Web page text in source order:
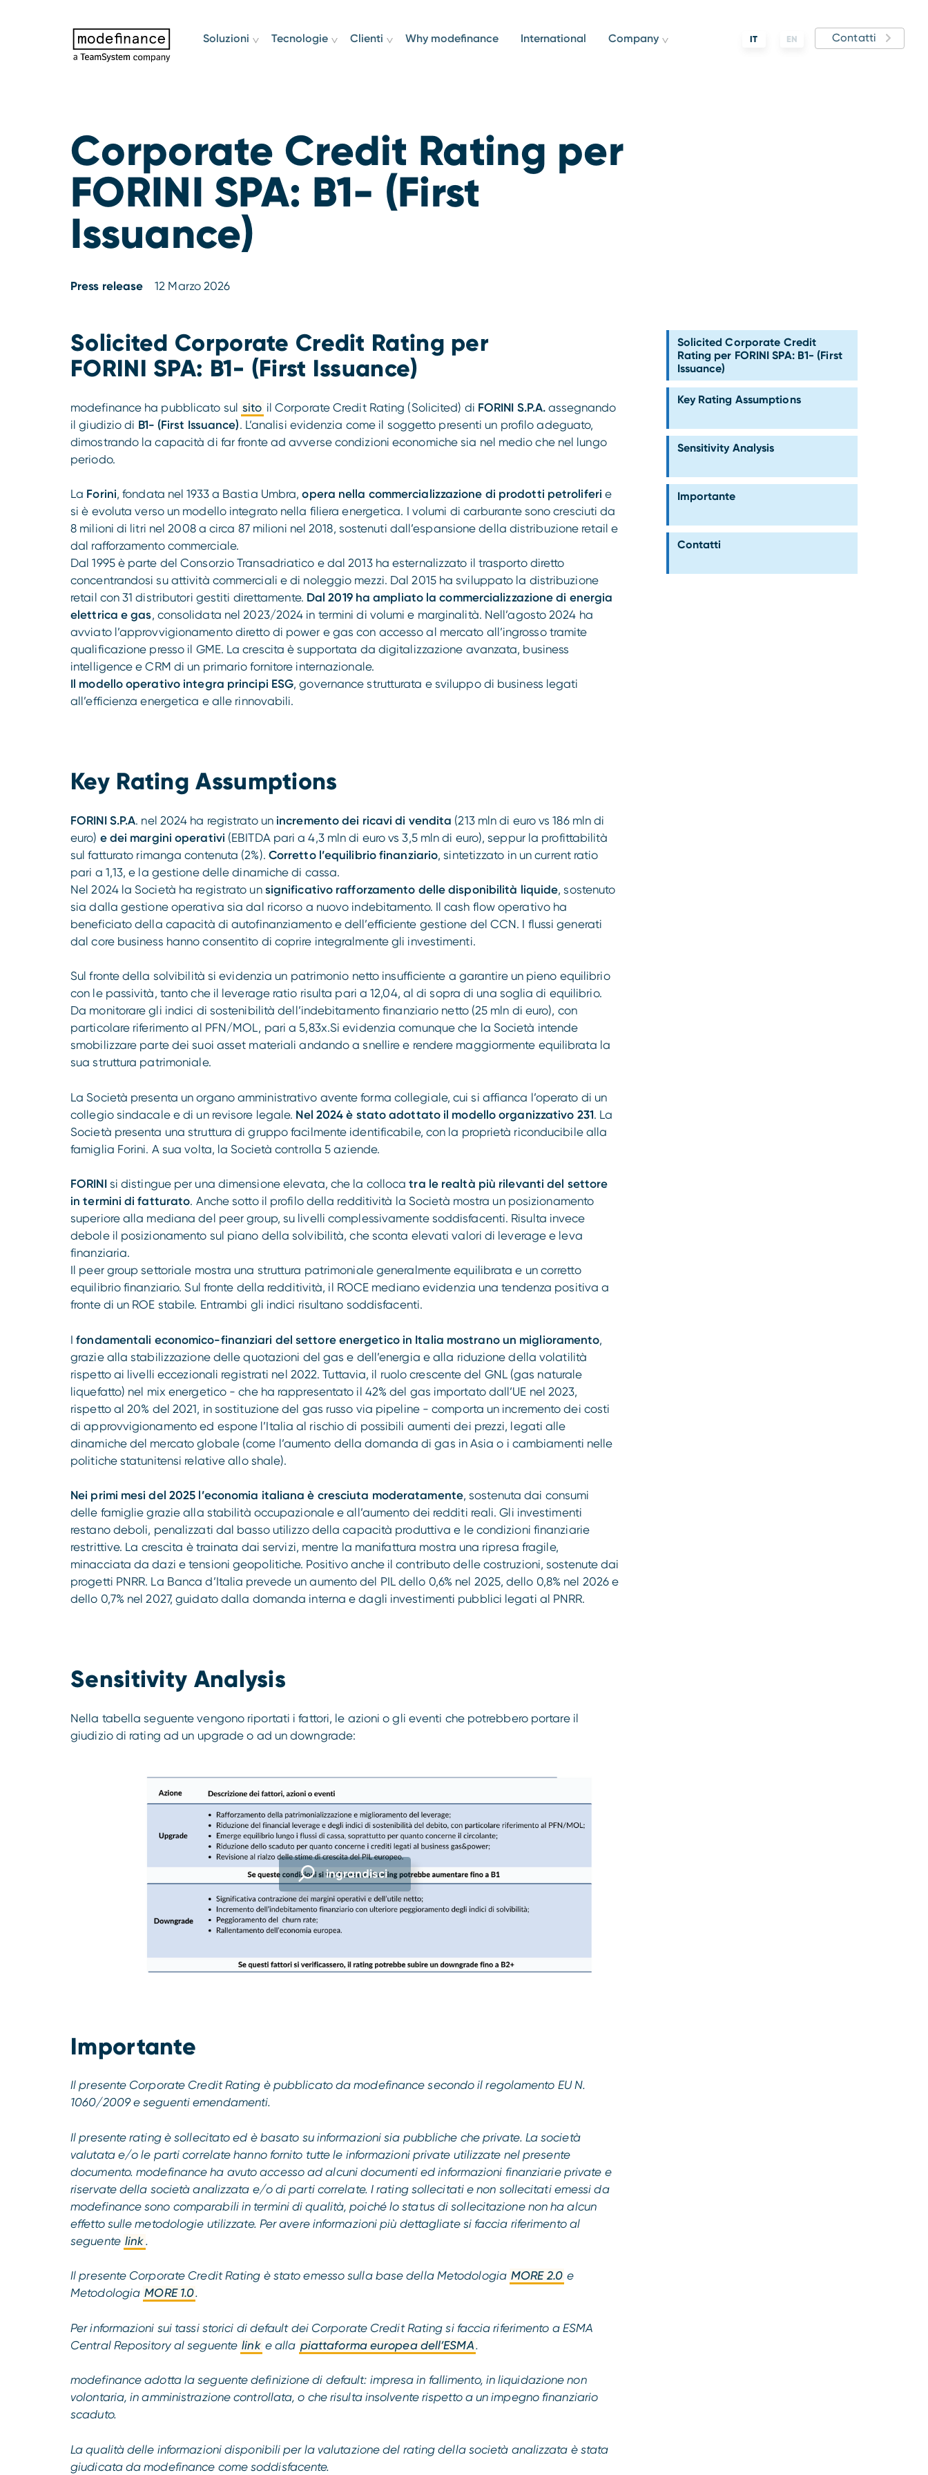
IT EN Contatti
Soluzioni Tecnologie Clienti Why modefinance International Company
Corporate Credit Rating per
FORINI SPA: B1- (First
Issuance)
Press release 12 Marzo 2026
Solicited Corporate Credit Rating per
FORINI SPA: B1- (First Issuance)
modefinance ha pubblicato sul sito il Corporate Credit Rating (Solicited) di FORINI S.P.A. assegnando
il giudizio di B1- (First Issuance). L’analisi evidenzia come il soggetto presenti un profilo adeguato,
dimostrando la capacità di far fronte ad avverse condizioni economiche sia nel medio che nel lungo
periodo.
La Forini, fondata nel 1933 a Bastia Umbra,opera nella commercializzazione di prodotti petroliferie
si è evoluta verso un modello integrato nella filiera energetica. I volumi di carburante sono cresciuti da
8 milioni di litri nel 2008 a circa 87 milioni nel 2018, sostenuti dall’espansione della distribuzione retail e
dal rafforzamento commerciale.
Dal 1995 è parte del Consorzio Transadriatico e dal 2013 ha esternalizzato il trasporto diretto
concentrandosi su attività commerciali e di noleggio mezzi. Dal 2015 ha sviluppato la distribuzione
retail con 31 distributori gestiti direttamente. Dal 2019 ha ampliato la commercializzazione di energia
elettrica e gas, consolidata nel 2023/2024 in termini di volumi e marginalità. Nell’agosto 2024 ha
avviato l’approvvigionamento diretto di power e gas con accesso al mercato all’ingrosso tramite
qualificazione presso il GME. La crescita è supportata da digitalizzazione avanzata, business
intelligence e CRM di un primario fornitore internazionale.
Il modello operativo integra principi ESG, governance strutturata e sviluppo di business legati
all’efficienza energetica e alle rinnovabili.
Key Rating Assumptions
FORINI S.P.A. nel 2024 ha registrato un incremento dei ricavi di vendita (213 mln di euro vs 186 mln di
euro) e dei margini operativi (EBITDA pari a 4,3 mln di euro vs 3,5 mln di euro), seppur la profittabilità
sul fatturato rimanga contenuta (2%). Corretto l’equilibrio finanziario, sintetizzato in un current ratio
pari a 1,13, e la gestione delle dinamiche di cassa.
Nel 2024 la Società ha registrato un significativo rafforzamento delle disponibilità liquide, sostenuto
sia dalla gestione operativa sia dal ricorso a nuovo indebitamento. Il cash flow operativo ha
beneficiato della capacità di autofinanziamento e dell’efficiente gestione del CCN. I flussi generati
dal core business hanno consentito di coprire integralmente gli investimenti.
Sul fronte della solvibilità si evidenzia un patrimonio netto insufficiente a garantire un pieno equilibrio
con le passività, tanto che il leverage ratio risulta pari a 12,04, al di sopra di una soglia di equilibrio.
Da monitorare gli indici di sostenibilità dell’indebitamento finanziario netto (25 mln di euro), con
particolare riferimento al PFN/MOL, pari a 5,83x.Si evidenzia comunque che la Società intende
smobilizzare parte dei suoi asset materiali andando a snellire e rendere maggiormente equilibrata la
sua struttura patrimoniale.
La Società presenta un organo amministrativo avente forma collegiale, cui si affianca l’operato di un
collegio sindacale e di un revisore legale. Nel 2024 è stato adottato il modello organizzativo 231. La
Società presenta una struttura di gruppo facilmente identificabile, con la proprietà riconducibile alla
famiglia Forini. A sua volta, la Società controlla 5 aziende.
FORINI si distingue per una dimensione elevata, che la collocatra le realtà più rilevanti del settore
in termini di fatturato. Anche sotto il profilo della redditività la Società mostra un posizionamento
superiore alla mediana del peer group, su livelli complessivamente soddisfacenti. Risulta invece
debole il posizionamento sul piano della solvibilità, che sconta elevati valori di leverage e leva
finanziaria.
Il peer group settoriale mostra una struttura patrimoniale generalmente equilibrata e un corretto
equilibrio finanziario. Sul fronte della redditività, il ROCE mediano evidenzia una tendenza positiva a
fronte di un ROE stabile. Entrambi gli indici risultano soddisfacenti.
Ifondamentali economico-finanziari del settore energetico in Italia mostrano un miglioramento,
grazie alla stabilizzazione delle quotazioni del gas e dell’energia e alla riduzione della volatilità
rispetto ai livelli eccezionali registrati nel 2022. Tuttavia, il ruolo crescente del GNL (gas naturale
liquefatto) nel mix energetico - che ha rappresentato il 42% del gas importato dall’UE nel 2023,
rispetto al 20% del 2021, in sostituzione del gas russo via pipeline - comporta un incremento dei costi
di approvvigionamento ed espone l’Italia al rischio di possibili aumenti dei prezzi, legati alle
dinamiche del mercato globale (come l’aumento della domanda di gas in Asia o i cambiamenti nelle
politiche statunitensi relative allo shale).
Nei primi mesi del 2025 l’economia italiana è cresciuta moderatamente, sostenuta dai consumi
delle famiglie grazie alla stabilità occupazionale e all’aumento dei redditi reali. Gli investimenti
restano deboli, penalizzati dal basso utilizzo della capacità produttiva e le condizioni finanziarie
restrittive. La crescita è trainata dai servizi, mentre la manifattura mostra una ripresa fragile,
minacciata da dazi e tensioni geopolitiche. Positivo anche il contributo delle costruzioni, sostenute dai
progetti PNRR. La Banca d’Italia prevede un aumento del PIL dello 0,6% nel 2025, dello 0,8% nel 2026 e
dello 0,7% nel 2027, guidato dalla domanda interna e dagli investimenti pubblici legati al PNRR.
Sensitivity Analysis
Nella tabella seguente vengono riportati i fattori, le azioni o gli eventi che potrebbero portare il
giudizio di rating ad un upgrade o ad un downgrade:
ingrandisci
Importante
Il presente Corporate Credit Rating è pubblicato da modefinance secondo il regolamento EU N.
1060/2009 e seguenti emendamenti.
Il presente rating è sollecitato ed è basato su informazioni sia pubbliche che private. La società
valutata e/o le parti correlate hanno fornito tutte le informazioni private utilizzate nel presente
documento. modefinance ha avuto accesso ad alcuni documenti ed informazioni finanziarie private e
riservate della società analizzata e/o di parti correlate. I rating sollecitati e non sollecitati emessi da
modefinance sono comparabili in termini di qualità, poiché lo status di sollecitazione non ha alcun
effetto sulle metodologie utilizzate. Per avere informazioni più dettagliate si faccia riferimento al
seguente link.
Il presente Corporate Credit Rating è stato emesso sulla base della Metodologia MORE 2.0 e
Metodologia MORE 1.0.
Per informazioni sui tassi storici di default dei Corporate Credit Rating si faccia riferimento a ESMA
Central Repository al seguente link e alla piattaforma europea dell’ESMA.
modefinance adotta la seguente definizione di default: impresa in fallimento, in liquidazione non
volontaria, in amministrazione controllata, o che risulta insolvente rispetto a un impegno finanziario
scaduto.
La qualità delle informazioni disponibili per la valutazione del rating della società analizzata è stata
giudicata da modefinance come soddisfacente.
Solicited Corporate Credit
Rating per FORINI SPA: B1- (First
Issuance)
Key Rating Assumptions
Sensitivity Analysis
Importante
Contatti